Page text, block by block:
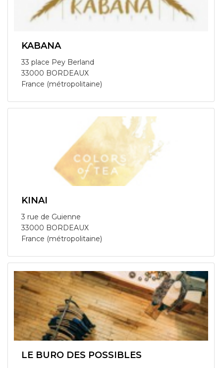
KABANA
33 place Pey Berland
33000 BORDEAUX
France (métropolitaine)
KINAI
3 rue de Guienne
33000 BORDEAUX
France (métropolitaine)
LE BURO DES POSSIBLES